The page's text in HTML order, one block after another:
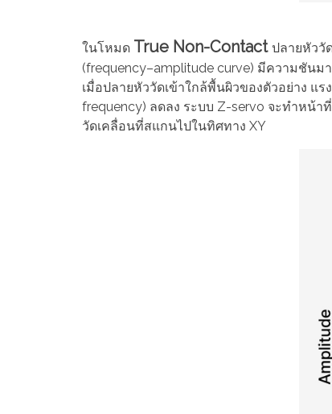
ในโหมด True Non-Contact ปลายหัววั
(frequency–amplitude curve) มีความชันม
เมื่อปลายหัววัดเข้าใกล้พื้นผิวของตัวอย่าง แ
frequency) ลดลง ระบบ Z-servo จะทำหน้
วัดเคลื่อนที่สแกนไปในทิศทาง XY